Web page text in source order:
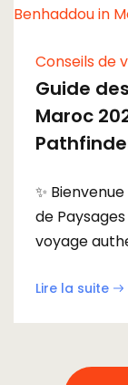
Conseils de
Guide
Maroc
✨
de
voyage
Lire la suite